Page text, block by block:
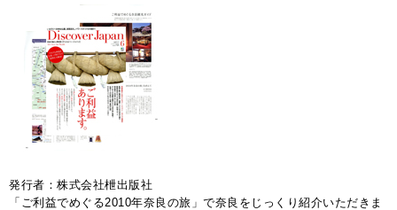
発行者：株式会社枻出版社
「ご利益でめぐる2010年奈良の旅」で奈良をじっくり紹介いただきま